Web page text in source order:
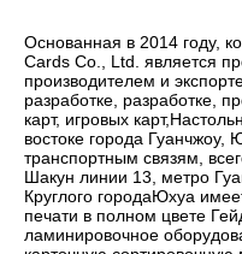
Основанная в 2014 году,
Cards Co., Ltd. является
производителем и
разработке, разработке,
карт, игровых
востоке города Гуанчжоу,
транспортным связям,
Шакун линии 13, метро
Круглого городаЮхуа
печати в полном цвете
ламинировочное